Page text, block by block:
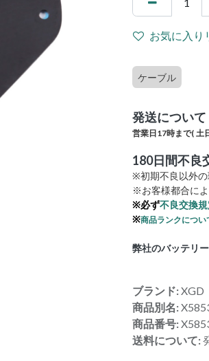
お気に入り
ケーブル
発送について
営業日17時まで( 土
180日間不良
※初期不良以外の
※お客様都合に
※必ず不良交換規
※商品ランクについ
弊社のバッテリ
ブランド:XGD
商品別名:
商品番号:
送料について: